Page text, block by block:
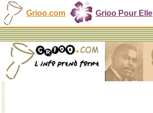
Grioo.com Grioo Pour Elle